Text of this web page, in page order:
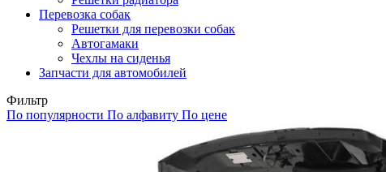
Перевозка собак
Решетки для перевозки собак
Автогамаки
Чехлы на сиденья
Запчасти для автомобилей
Фильтр
По популярности По алфавиту По цене